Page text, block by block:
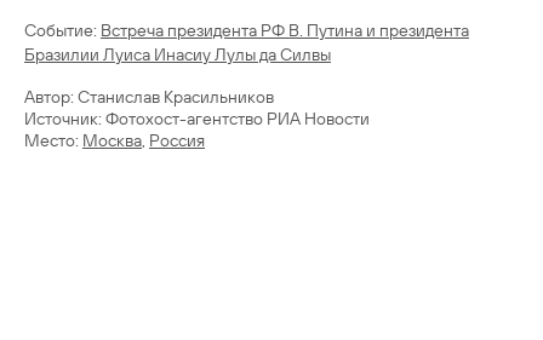
Cобытие: Встреча президента РФ В. Путина и президента
Бразилии Луиса Инасиу Лулы да Силвы
Автор: Станислав Красильников
Источник: Фотохост-агентство РИА Новости
Место: Москва, Россия